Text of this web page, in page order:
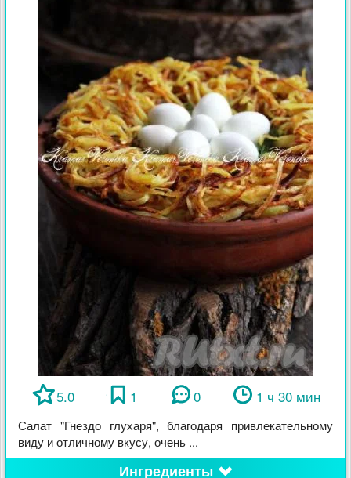
5.0 1 0 1 ч 30 мин
Салат "Гнездо глухаря", благодаря привлекательному
виду и отличному вкусу, очень ...
Ингредиенты